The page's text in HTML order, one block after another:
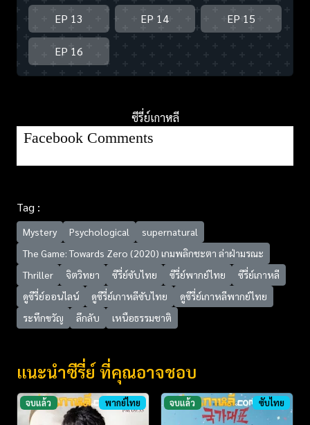
EP 13 EP 14 EP 15
EP 16
ซีรี่ย์เกาหลี
Facebook Comments
Tag :
Mystery Psychological
supernatural
The Game: Towards Zero (2020) เกมพลิกชะตา ล่าฝ่ามรณะ
Thriller
จิตวิทยา ซีรี่ย์ซับไทย ซีรี่ย์พากย์ไทย
ซีรี่ย์เกาหลี
ดูซีรี่ย์ออนไลน์
ดูซีรี่ย์เกาหลีซับไทย
ดูซีรี่ย์เกาหลีพากย์ไทย
ระทึกขวัญ
ลึกลับ เหนือธรรมชาติ
แนะนำซีรี่ย์ ที่คุณอาจชอบ
จบแล้ว พากย์ไทย จบแล้ว ซับไทย